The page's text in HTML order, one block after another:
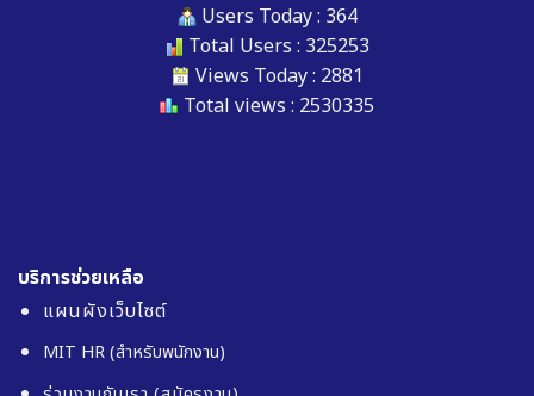
Users Today : 364
Total Users : 325253
Views Today : 2881
Total views : 2530335
บริการช่วยเหลือ
แผนผังเว็บไซต์
MIT HR (สำหรับพนักงาน)